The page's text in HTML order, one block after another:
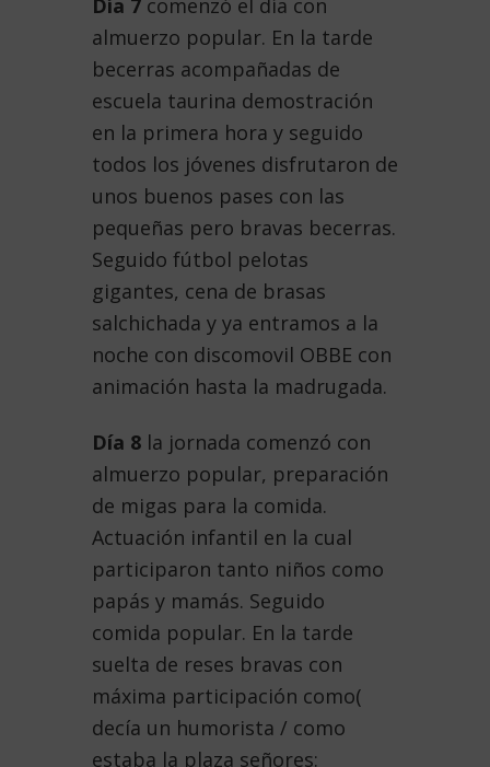
Día 7 comenzó el día con
almuerzo popular. En la tarde
becerras acompañadas de
escuela taurina demostración
en la primera hora y seguido
todos los jóvenes disfrutaron de
unos buenos pases con las
pequeñas pero bravas becerras.
Seguido fútbol pelotas
gigantes, cena de brasas
salchichada y ya entramos a la
noche con discomovil OBBE con
animación hasta la madrugada.
Día 8 la jornada comenzó con
almuerzo popular, preparación
de migas para la comida.
Actuación infantil en la cual
participaron tanto niños como
papás y mamás. Seguido
comida popular. En la tarde
suelta de reses bravas con
máxima participación como(
decía un humorista / como
estaba la plaza señores: